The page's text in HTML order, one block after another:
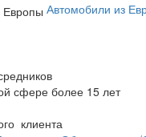
Автомобили из
сфере более 15 лет
клиента